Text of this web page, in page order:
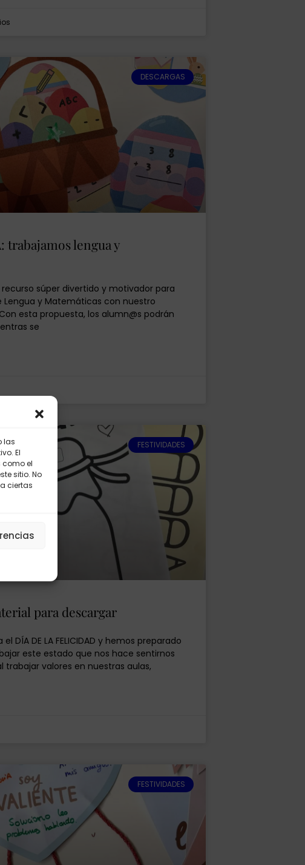
las
El
el
sitio. No
ciertas
DESCARGAS
trabajamos lengua y
súper divertido y motivador para
y Matemáticas con nuestro
esta propuesta, los alumn@s podrán
se
FESTIVIDADES
para descargar
DÍA DE LA FELICIDAD y hemos preparado
este estado que nos hace sentirnos
trabajar valores en nuestras aulas,
FESTIVIDADES